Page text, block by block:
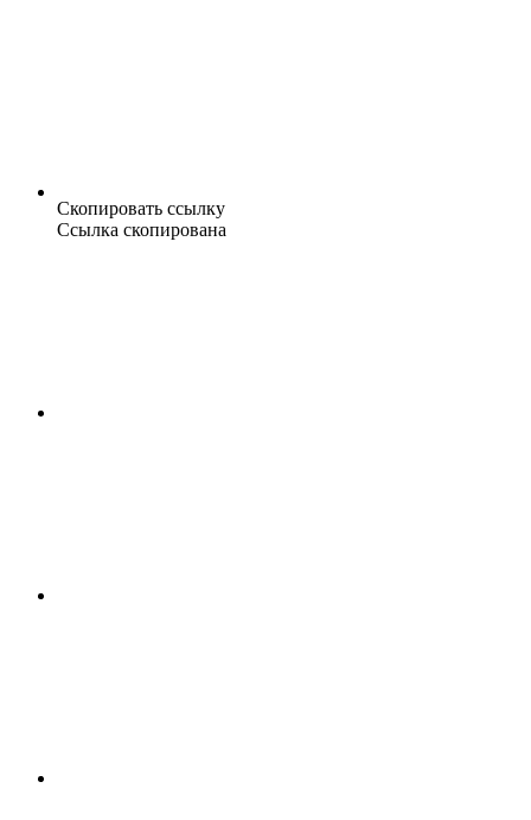
Скопировать ссылку
Ссылка скопирована